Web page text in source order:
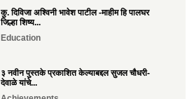
कु. दिविजा अश्विनी भावेश पाटील -माहीम हि पालघर
जिल्हा शिष्य...
Education
३ नवीन पुस्तके प्रकाशित केल्याबद्दल सुजल चौधरी-
देवाळे यांचे...